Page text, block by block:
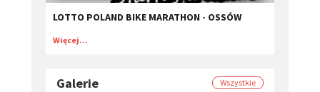
LOTTO POLAND BIKE MARATHON - OSSÓW
Więcej...
Galerie Wszystkie